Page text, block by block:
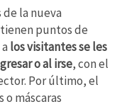
la nueva
puntos de
los visitantes se les
o al irse, con el
Por último, el
o máscaras